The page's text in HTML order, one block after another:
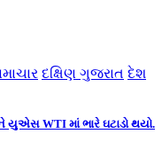
દક્ષિણ ગુજરાત દેશ
WTI માં ભારે ઘટાડો થયો.